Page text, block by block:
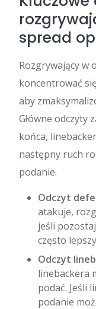
spread
Rozgrywający w
koncentrować
aby
Główne odczyty
końca,
następny ruch
podanie.
Odczyt
atakuje,
jeśli
często
Odczyt
linebackera
podać. Jeśli
podanie